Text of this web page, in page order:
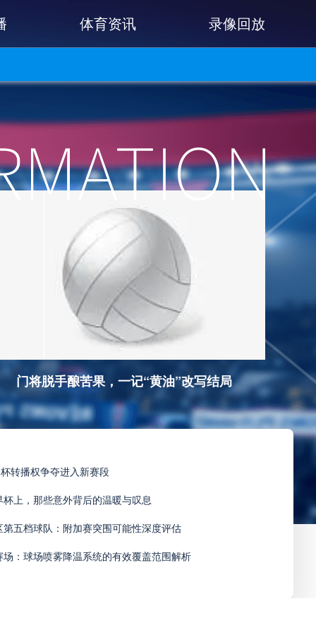
体育资讯 录像回放
门将脱手酿苦果，一记“黄油”改写结局
转播权争夺进入新赛段
上，那些意外背后的温暖与叹息
五档球队：附加赛突围可能性深度评估
：球场喷雾降温系统的有效覆盖范围解析